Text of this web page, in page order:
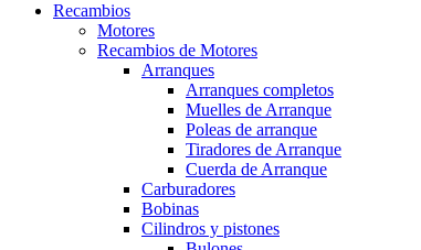
Recambios
Motores
Recambios de Motores
Arranques
Arranques completos
Muelles de Arranque
Poleas de arranque
Tiradores de Arranque
Cuerda de Arranque
Carburadores
Bobinas
Cilindros y pistones